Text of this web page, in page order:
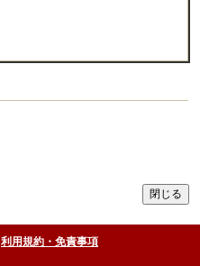
利用規約・免責事項